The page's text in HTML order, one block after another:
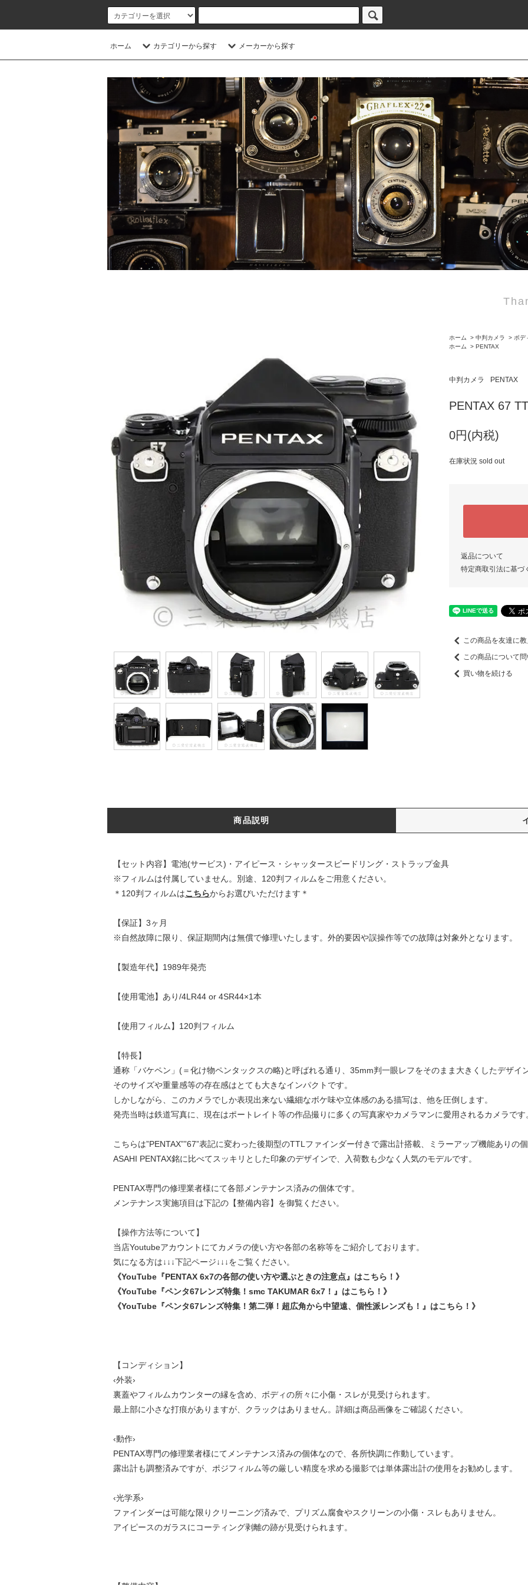
ホーム カテゴリーから探す メーカーから探す
ホーム > 中判カメラ > ボデ
ホーム
> PENTAX
中判カメラ PENTAX
PENTAX 67
0円(内税)
在庫状況 sold out
返品について
特定商取引法に基づ
この商品を友達に
この商品について
買い物を続ける
商品説明
【セット内容】電池(サービス)・アイピース・シャッタースピードリング・ストラップ金具
※フィルムは付属していません。別途、120判フィルムをご用意ください。
＊120判フィルムはこちらからお選びいただけます＊
【保証】3ヶ月
※自然故障に限り、保証期間内は無償で修理いたします。外的要因や誤操作等での故障は対象外となります。
【製造年代】1989年発売
【使用電池】あり/4LR44 or 4SR44×1本
【使用フィルム】120判フィルム
【特長】
通称「バケペン」(＝化け物ペンタックスの略)と呼ばれる通り、35mm判一眼レフをそのまま大きくしたデザイ
そのサイズや重量感等の存在感はとても大きなインパクトです。
しかしながら、このカメラでしか表現出来ない繊細なボケ味や立体感のある描写は、他を圧倒します。
発売当時は鉄道写真に、現在はポートレイト等の作品撮りに多くの写真家やカメラマンに愛用されるカメラです
こちらは”PENTAX””67”表記に変わった後期型のTTLファインダー付きで露出計搭載、ミラーアップ機能ありの
ASAHI PENTAX銘に比べてスッキリとした印象のデザインで、入荷数も少なく人気のモデルです。
PENTAX専門の修理業者様にて各部メンテナンス済みの個体です。
メンテナンス実施項目は下記の【整備内容】を御覧ください。
【操作方法等について】
当店Youtubeアカウントにてカメラの使い方や各部の名称等をご紹介しております。
気になる方は↓↓↓下記ページ↓↓↓をご覧ください。
《YouTube『PENTAX 6x7の各部の使い方や選ぶときの注意点』はこちら！》
《YouTube『ペンタ67レンズ特集！smc TAKUMAR 6x7！』はこちら！》
《YouTube『ペンタ67レンズ特集！第二弾！超広角から中望遠、個性派レンズも！』はこちら！》
【コンディション】
‹外装›
裏蓋やフィルムカウンターの縁を含め、ボディの所々に小傷・スレが見受けられます。
最上部に小さな打痕がありますが、クラックはありません。詳細は商品画像をご確認ください。
‹動作›
PENTAX専門の修理業者様にてメンテナンス済みの個体なので、各所快調に作動しています。
露出計も調整済みですが、ポジフィルム等の厳しい精度を求める撮影では単体露出計の使用をお勧めします。
‹光学系›
ファインダーは可能な限りクリーニング済みで、プリズム腐食やスクリーンの小傷・スレもありません。
アイピースのガラスにコーティング剥離の跡が見受けられます。